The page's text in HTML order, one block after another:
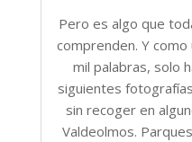
Pero es algo que
comprenden. Y
mil palabras, solo
siguientes
sin recoger en
Valdeolmos.